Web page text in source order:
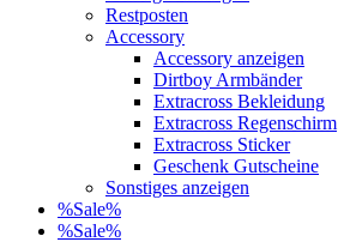
Restposten
Accessory
Accessory anzeigen
Dirtboy Armbänder
Extracross Bekleidung
Extracross Regenschirm
Extracross Sticker
Geschenk Gutscheine
Sonstiges anzeigen
%Sale%
%Sale%